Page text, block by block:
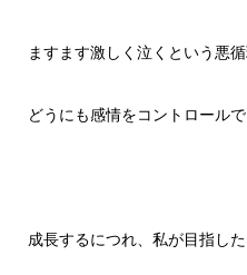
ますます激しく泣くという悪循
どうにも感情をコントロールで
成長するにつれ、私が目指し